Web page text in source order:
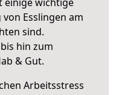
Esslingen am
sind.
hin zum
& Gut.
Arbeitsstress